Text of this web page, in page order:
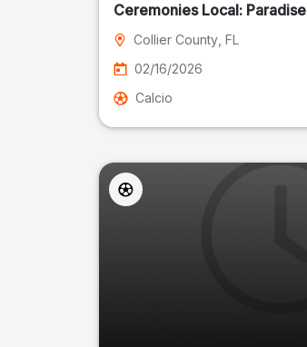
Ceremonies Local: Paradise
CostCollier County , FL
02/16/2026
Calcio